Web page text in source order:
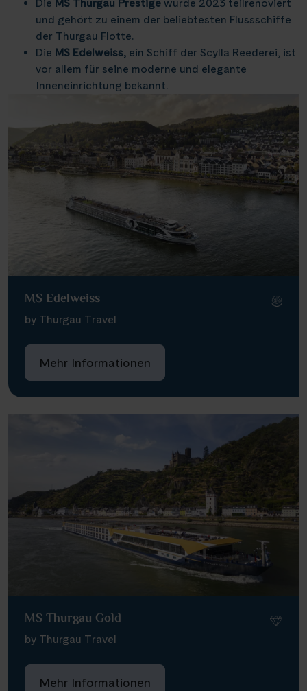
Die MS Thurgau Prestige wurde 2023 teilrenoviert
und gehört zu einem der beliebtesten Flussschiffe
der Thurgau Flotte.
Die MS Edelweiss, ein Schiff der Scylla Reederei, ist
vor allem für seine moderne und elegante
Inneneinrichtung bekannt.
MS Edelweiss
by Thurgau Travel
Mehr Informationen
MS Thurgau Gold
by Thurgau Travel
Mehr Informationen